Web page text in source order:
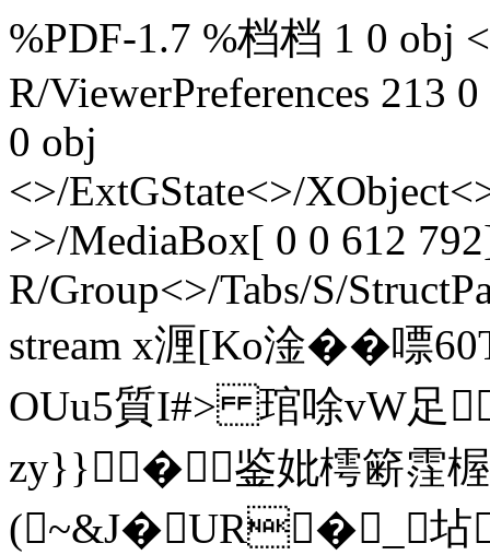
%PDF-1.7 %档档 1 0 obj
R/ViewerPreferences 213
0 obj
<>/ExtGState<>/
>>/MediaBox[ 0 0 612
R/Group<>/Tabs/S/
stream x湹[Ko淦� �嘌
OUu5質I#> 琯唋vW足
zy}}�鉴妣樗簖霔
(~&J�UR�_┾坫